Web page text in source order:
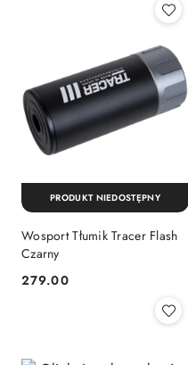
Wosport Tłumik Tracer Flash
Czarny
Cena:
279.00
PRODUKT NIEDOSTĘPNY